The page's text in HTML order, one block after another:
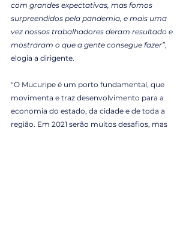
com grandes expectativas, mas fomos
surpreendidos pela pandemia, e mais uma
vez nossos trabalhadores deram resultado e
mostraram o que a gente consegue fazer”,
elogia a dirigente.
“O Mucuripe é um porto fundamental, que
movimenta e traz desenvolvimento para a
economia do estado, da cidade e de toda a
região. Em 2021 serão muitos desafios, mas